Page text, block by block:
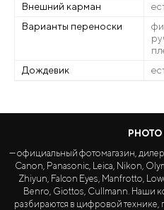
Внешний карман
Варианты переноски
Дождевик
PHOTO
— официальный фотомагазин,
Canon, Panasonic, Leica, Nikon,
Zhiyun, Falcon Eyes, Manfrotto,
Benro, Giottos, Cullmann. Наши
разбираются в цифровой технике,